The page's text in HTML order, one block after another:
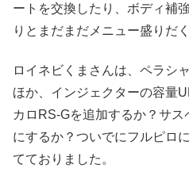
ートを交換したり、ボディ補
りとまだまだメニュー盛りだ
ロイネビくまさんは、ペラシ
ほか、インジェクターの容量
カロRS-Gを追加するか？サ
にするか？ついでにフルピロ
てておりました。